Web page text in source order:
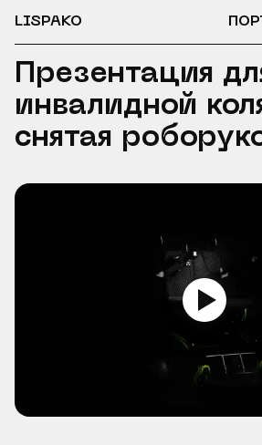
LISPAKO
Презентация
инвалидной
снятая